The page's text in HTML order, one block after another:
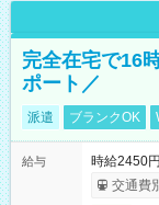
完全在宅で16
ポート／
派遣 ブランクOK
給与
時給2450
交通費